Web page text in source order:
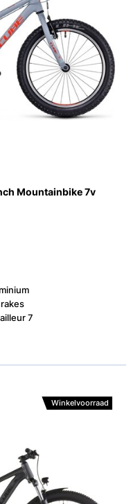
Mountainbike 7v
7
Winkelvoorraad